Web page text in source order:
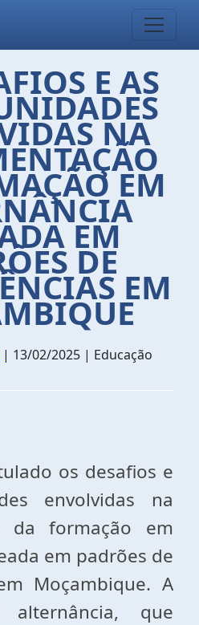
E AS
NA
EM
EM
DE
EM
| 13/02/2025 | Educação
os desafios e
envolvidas na
da formação em
em padrões de
Moçambique. A
que